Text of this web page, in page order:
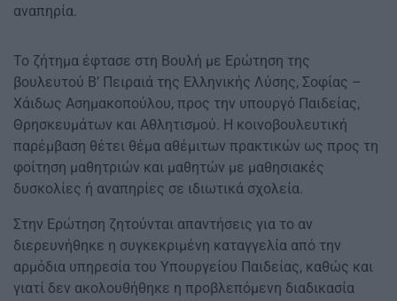
αναπηρία.
Το ζήτημα έφτασε στη Βουλή με Ερώτηση της
βουλευτού Β’ Πειραιά της Ελληνικής Λύσης, Σοφίας –
Χάιδως Ασημακοπούλου, προς την υπουργό Παιδείας,
Θρησκευμάτων και Αθλητισμού. Η κοινοβουλευτική
παρέμβαση θέτει θέμα αθέμιτων πρακτικών ως προς τη
φοίτηση μαθητριών και μαθητών με μαθησιακές
δυσκολίες ή αναπηρίες σε ιδιωτικά σχολεία.
Στην Ερώτηση ζητούνται απαντήσεις για το αν
διερευνήθηκε η συγκεκριμένη καταγγελία από την
αρμόδια υπηρεσία του Υπουργείου Παιδείας, καθώς και
γιατί δεν ακολουθήθηκε η προβλεπόμενη διαδικασία